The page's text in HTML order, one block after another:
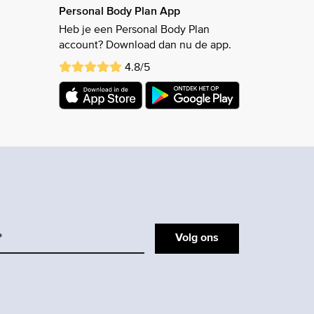
Personal Body Plan App
Heb je een Personal Body Plan
account? Download dan nu de app.
4.8/5
Volg ons